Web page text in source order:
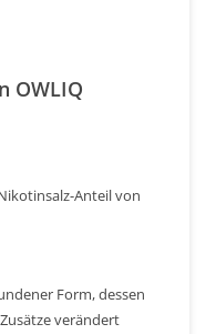
OWLIQ
Anteil von
Form, dessen
verändert